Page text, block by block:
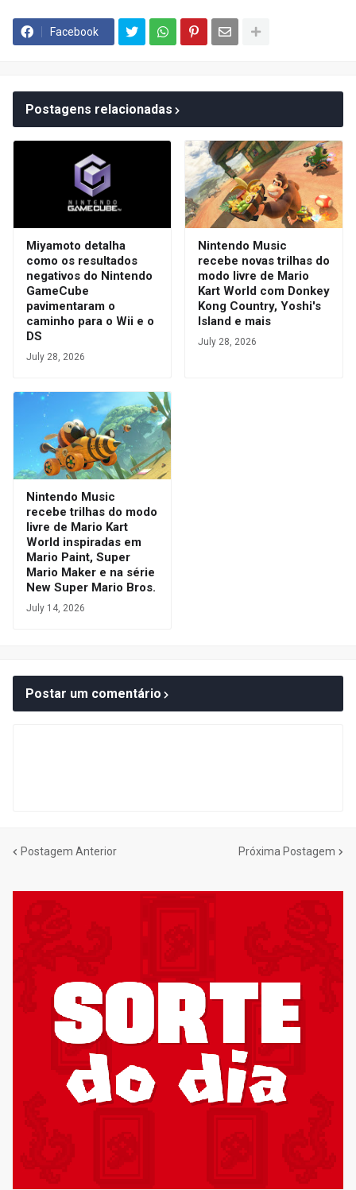
Facebook
Postagens relacionadas
Miyamoto detalha
como os resultados
negativos do Nintendo
GameCube
pavimentaram o
caminho para o Wii e o
DS
July 28, 2026
Nintendo Music
recebe novas trilhas do
modo livre de Mario
Kart World com Donkey
Kong Country, Yoshi's
Island e mais
July 28, 2026
Nintendo Music
recebe trilhas do modo
livre de Mario Kart
World inspiradas em
Mario Paint, Super
Mario Maker e na série
New Super Mario Bros.
July 14, 2026
Postar um comentário
Postagem Anterior Próxima Postagem